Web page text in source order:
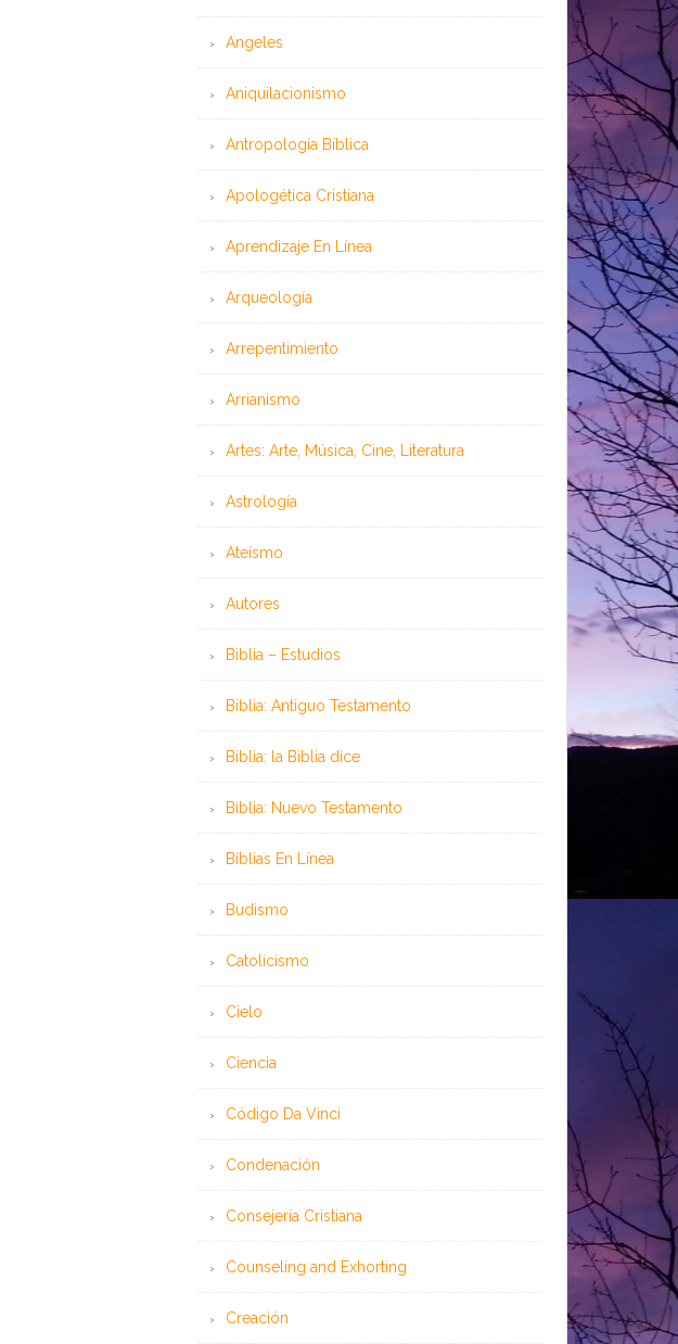
Angeles
Aniquilacionismo
Antropología Bíblica
Apologética Cristiana
Aprendizaje En Línea
Arqueología
Arrepentimiento
Arrianismo
Artes: Arte, Música, Cine, Literatura
Astrología
Ateísmo
Autores
Biblia – Estudios
Biblia: Antiguo Testamento
Biblia: la Biblia dice
Biblia: Nuevo Testamento
Bíblias En Línea
Budismo
Catolicismo
Cielo
Ciencia
Código Da Vinci
Condenación
Consejería Cristiana
Counseling and Exhorting
Creación